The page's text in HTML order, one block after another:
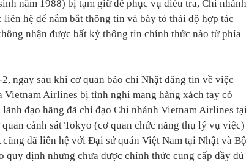
năm 1988) bị tạm giữ để phục vụ điều tra, Chi nhánh
hệ để nắm bắt thông tin và bày tỏ thái độ hợp tác
nhận được bất kỳ thông tin chính thức nào từ phía
ngay sau khi cơ quan báo chí Nhật đăng tin về việc
Vietnam Airlines bị tình nghi mang hàng xách tay có
đạo hãng đã chỉ đạo Chi nhánh Vietnam Airlines tại
cảnh sát Tokyo (cơ quan chức năng thụ lý vụ việc)
đã liên hệ với Đại sứ quán Việt Nam tại Nhật và Bộ
quy định nhưng chưa được chính thức cung cấp đầy đủ